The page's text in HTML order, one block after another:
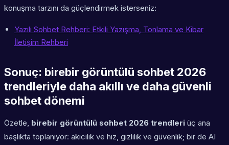
konuşma tarzını da güçlendirmek isterseniz:
Yazılı Sohbet Rehberi: Etkili Yazışma, Tonlama ve Kibar
İletişim Rehberi
Sonuç: birebir görüntülü sohbet 2026
trendleriyle daha akıllı ve daha güvenli
sohbet dönemi
Özetle, birebir görüntülü sohbet 2026 trendleri üç ana
başlıkta toplanıyor: akıcılık ve hız, gizlilik ve güvenlik; bir de AI